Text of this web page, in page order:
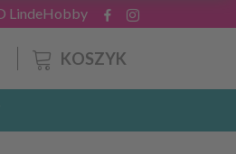
LindeHobby
KOSZYK